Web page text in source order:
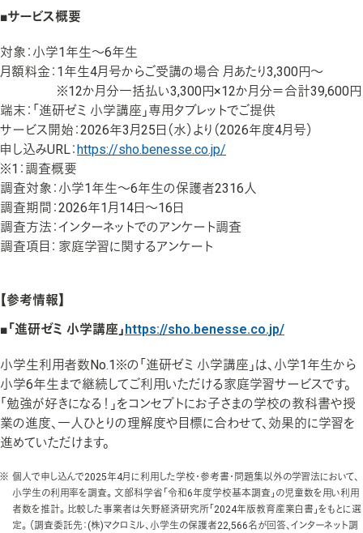
■サービス概要
対象： 小学1年生～6年生
月額料金： 1年生4月号からご受講の場合 月あたり3,300円～
※12か月分一括払い3,300円×12か月分＝合計39,600円
端末： 「進研ゼミ 小学講座」専用タブレットでご提供
サービス開始：2026年3月25日（水）より（2026年度4月号）
申し込みURL：https://sho.benesse.co.jp/
※1：調査概要
調査対象： 小学1年生～6年生の保護者2316人
調査期間：2026年1月14日～16日
調査方法：インターネットでのアンケート調査
調査項目： 家庭学習に関するアンケート
【参考情報】
■「進研ゼミ 小学講座」https://sho.benesse.co.jp/
小学生利用者数No.1※の「進研ゼミ 小学講座」は、小学1年生から
小学6年生まで継続してご利用いただける家庭学習サービスです。
「勉強が好きになる！」をコンセプトにお子さまの学校の教科書や授
業の進度、一人ひとりの理解度や目標に合わせて、効果的に学習を
進めていただけます。
個人で申し込んで2025年4月に利用した学校・参考書・問題集以外の学習法において、
小学生の利用率を調査。 文部科学省「令和6年度学校基本調査」の児童数を用い利用
者数を推計。 比較した事業者は矢野経済研究所「2024年版教育産業白書」をもとに選
定。 （調査委託先：(株)マクロミル、小学生の保護者22,566名が回答、インターネット調